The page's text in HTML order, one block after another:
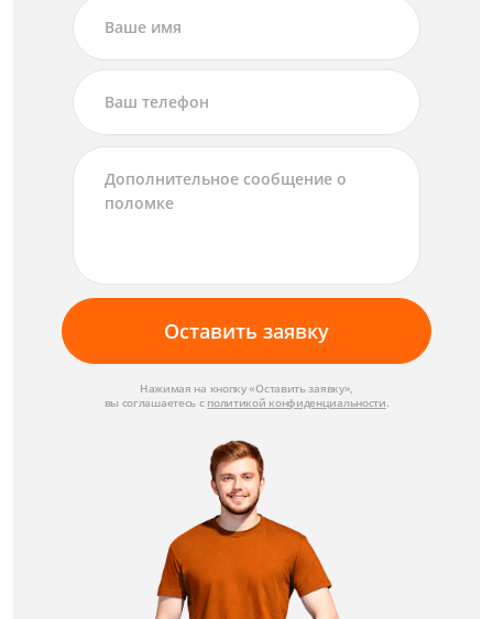
Оставить заявку
Нажимая на кнопку «Оставить заявку»,
вы соглашаетесь с политикой конфиденциальности.